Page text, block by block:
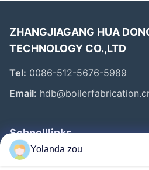
ZHANGJIAGANG HUA
TECHNOLOGY CO.,LTD
Tel: 0086-512-5676-5989
Email:
Schnelllinks
Haus
Yolanda zou